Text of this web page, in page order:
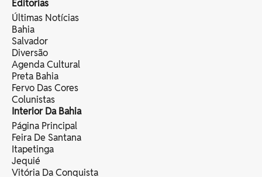
Editorias
Últimas Notícias
Bahia
Salvador
Diversão
Agenda Cultural
Preta Bahia
Fervo Das Cores
Colunistas
Interior Da Bahia
Página Principal
Feira De Santana
Itapetinga
Jequié
Vitória Da Conquista